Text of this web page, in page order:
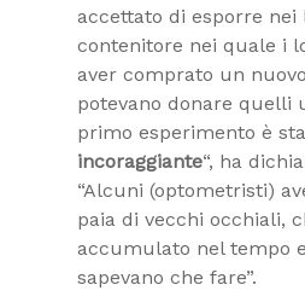
accettato di esporre nei
contenitore nei quale i
aver comprato un
potevano donare quelli
primo esperimento è
incoraggiante“, ha
“Alcuni (optometristi)
paia di vecchi occhiali,
accumulato nel tempo
sapevano che fare”.